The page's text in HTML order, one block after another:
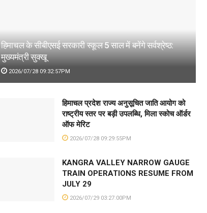
हिमाचल के सीबीएसई सरकारी स्कूल 5 साल में बनेंगे सर्वश्रेष्ठ:
मुख्यमंत्री सुक्खू
2026/07/28 09:32:57PM
हिमाचल प्रदेश राज्य अनुसूचित जाति आयोग को
राष्ट्रीय स्तर पर बड़ी उपलब्धि, मिला स्कोच ऑर्डर
ऑफ मेरिट
2026/07/28 09:29:55PM
KANGRA VALLEY NARROW GAUGE
TRAIN OPERATIONS RESUME FROM
JULY 29
2026/07/29 03:27:00PM